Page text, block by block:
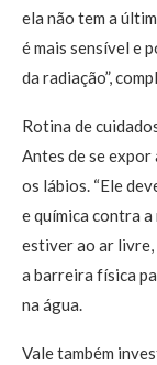
ela não tem a
é mais sensível e
da radiação”,
Rotina de
Antes de se
os lábios. “Ele
e química contra
estiver ao ar livre,
a barreira física
na água.
Vale também